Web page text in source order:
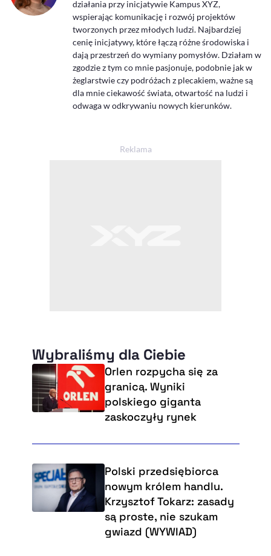
Wybraliśmy dla Ciebie
Orlen rozpycha się za
granicą. Wyniki
polskiego giganta
zaskoczyły rynek
Polski przedsiębiorca
nowym królem handlu.
Krzysztof Tokarz: zasady
są proste, nie szukam
gwiazd (WYWIAD)
działania przy inicjatywie Kampus XYZ,
wspierając komunikację i rozwój projektów
tworzonych przez młodych ludzi. Najbardziej
cenię inicjatywy, które łączą różne środowiska i
dają przestrzeń do wymiany pomysłów. Działam w
zgodzie z tym co mnie pasjonuje, podobnie jak w
żeglarstwie czy podróżach z plecakiem, ważne są
dla mnie ciekawość świata, otwartość na ludzi i
odwaga w odkrywaniu nowych kierunków.